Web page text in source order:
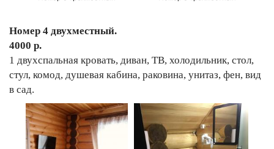
Номер 4 двухместный.
4000 р.
1 двухспальная кровать, диван, ТВ, холодильник, стол,
стул, комод, душевая кабина, раковина, унитаз, фен, вид
в сад.